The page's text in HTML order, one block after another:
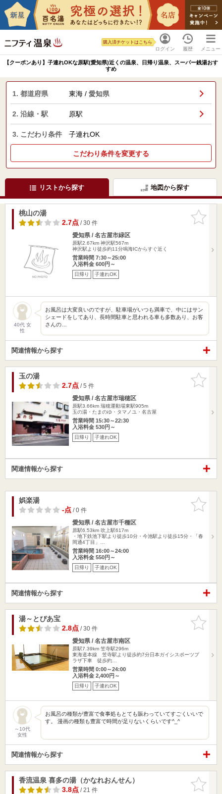
ログイン
購入済チケットはこちら
履歴 メニュー
【クーポンあり】子連れOKな原駅(愛知県)近くの温泉、日帰り温泉、スーパー銭湯おす
すめ
1. 都道府県 東海 / 愛知県
2. 沿線・駅 原駅
3. こだわり条件 子連れOK
こだわり条件を変更する
リストから探す 地図から探す
お気に入
りに追加
桃山の湯
2.7点/ 30 件
愛知県 / 名古屋市緑区
原駅2.67km 神沢駅567m
神沢駅より徒歩約11分鳴海ICからすぐ近く
営業時間 7:30～25:00
入浴料金 600円～
日帰り 子連れOK
40代 女
性
お風呂は大変良いのですが、駐車場がいつも満車で、中にはサン
シェードをしてあり、長時間駐車と思われる車も多数あり、お客
さんの…
関連情報から探す
お気に入
りに追加
玉の湯
2.7点/ 5 件
愛知県 / 名古屋市瑞穂区
原駅3.66km 瑞穂運動場東駅905m
玉の湯・たまのゆ・タマノユ・名古屋
営業時間 15:30～22:30
入浴料金 530円～
日帰り 子連れOK
関連情報から探す
お気に入
りに追加
娯楽湯
-点/ 0 件
愛知県 / 名古屋市千種区
原駅6.53km 吹上駅617m
・地下鉄池下駅より徒歩10分・今池駅より徒歩15分・「春
岡通4丁目」…
営業時間 16:00～24:00
入浴料金 550円～
日帰り 子連れOK
関連情報から探す
お気に入
りに追加
湯～とぴあ宝
2.8点/ 30 件
愛知県 / 名古屋市南区
原駅7.39km 笠寺駅296m
東海道本線 笠寺駅より徒歩約7分日本ガイシスポーツプ
ラザ下車 徒歩約…
営業時間 0:00～24:00
入浴料金 2,400円～
日帰り 子連れOK
～10代
女性
お風呂の種類が豊富で食事処もとても賑わっていてすごくいいで
す。 漫画の種類も豊富で時間が足りないくらいです^_^
関連情報から探す
お気に入
りに追加
香流温泉 喜多の湯（かなれおんせん）
3.8点/ 21 件